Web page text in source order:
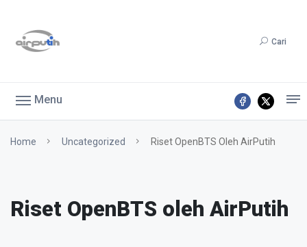
Cari
Menu
Home Uncategorized Riset OpenBTS Oleh AirPutih
Riset OpenBTS oleh AirPutih